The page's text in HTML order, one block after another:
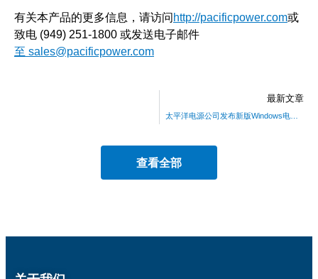
有关本产品的更多信息，请访问 http://pacificpower.com或
致电 (949) 251-1800 或发送电子邮件
至 sales@pacificpower.com
最新文章
太平洋电源公司发布新版Windows电源管理软件
查看全部